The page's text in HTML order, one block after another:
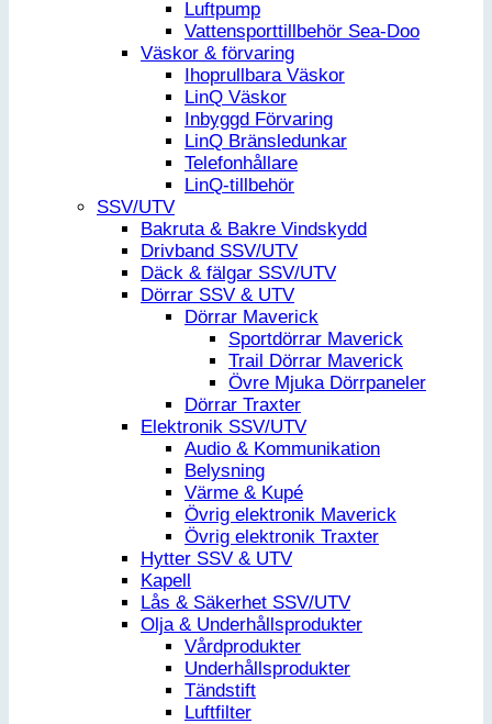
Luftpump
Vattensporttillbehör Sea-Doo
Väskor & förvaring
Ihoprullbara Väskor
LinQ Väskor
Inbyggd Förvaring
LinQ Bränsledunkar
Telefonhållare
LinQ-tillbehör
SSV/UTV
Bakruta & Bakre Vindskydd
Drivband SSV/UTV
Däck & fälgar SSV/UTV
Dörrar SSV & UTV
Dörrar Maverick
Sportdörrar Maverick
Trail Dörrar Maverick
Övre Mjuka Dörrpaneler
Dörrar Traxter
Elektronik SSV/UTV
Audio & Kommunikation
Belysning
Värme & Kupé
Övrig elektronik Maverick
Övrig elektronik Traxter
Hytter SSV & UTV
Kapell
Lås & Säkerhet SSV/UTV
Olja & Underhållsprodukter
Vårdprodukter
Underhållsprodukter
Tändstift
Luftfilter